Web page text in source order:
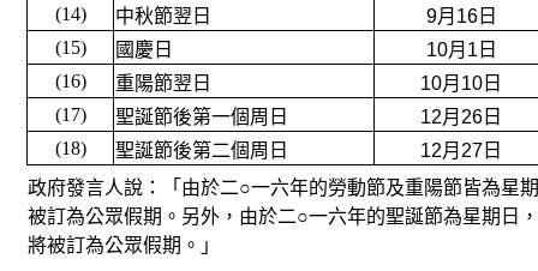
(14)
中秋節翌日
9月16日
(15)
國慶日
10月1日
(16)
重陽節翌日
10月10日
(17)
聖誕節後第一個周日
12月26日
(18)
聖誕節後第二個周日
12月27日
政府發言人說：「由於二○一六年的勞動節及重陽節皆為星
被訂為公眾假期。另外，由於二○一六年的聖誕節為星期日
將被訂為公眾假期。」